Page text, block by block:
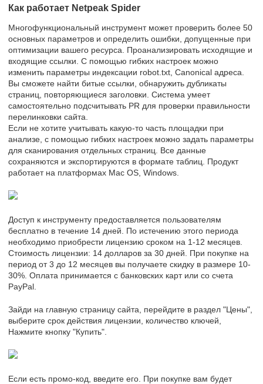
Как работает Netpeak Spider
Многофункциональный инструмент может проверить более 50
основных параметров и определить ошибки, допущенные при
оптимизации вашего ресурса. Проанализировать исходящие и
входящие ссылки. С помощью гибких настроек можно
изменить параметры индексации robot.txt, Canonical адреса.
Вы сможете найти битые ссылки, обнаружить дубликаты
страниц, повторяющиеся заголовки. Система умеет
самостоятельно подсчитывать PR для проверки правильности
перелинковки сайта.
Если не хотите учитывать какую-то часть площадки при
анализе, с помощью гибких настроек можно задать параметры
для сканирования отдельных страниц. Все данные
сохраняются и экспортируются в формате таблиц. Продукт
работает на платформах Mac OS, Windows.
Доступ к инструменту предоставляется пользователям
бесплатно в течение 14 дней. По истечению этого периода
необходимо приобрести лицензию сроком на 1-12 месяцев.
Стоимость лицензии: 14 долларов за 30 дней. При покупке на
период от 3 до 12 месяцев вы получаете скидку в размере 10-
30%. Оплата принимается с банковских карт или со счета
PayPal.
Зайди на главную страницу сайта, перейдите в раздел "Цены",
выберите срок действия лицензии, количество ключей,
Нажмите кнопку "Купить".
Если есть промо-код, введите его. При покупке вам будет